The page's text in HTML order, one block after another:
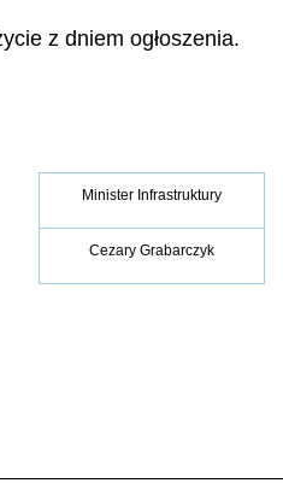
z dniem ogłoszenia.
Minister Infrastruktury
Cezary Grabarczyk